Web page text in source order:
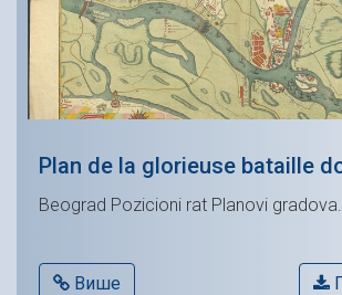
Beograd Pozicioni rat Planovi gradova.
Више